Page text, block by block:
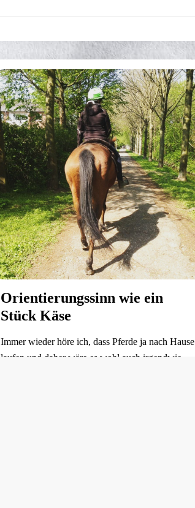
Orientierungssinn wie ein
Stück Käse
Immer wieder höre ich, dass Pferde ja nach Hause
laufen und daher wäre es wohl auch irgendwie